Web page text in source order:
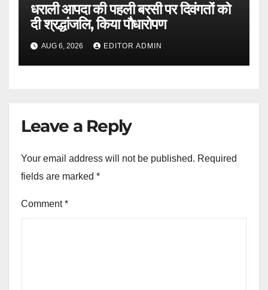
धराली आपदा की पहली बरसी पर दिवंगतों को
दी श्रद्धांजलि, किया पौधारोपण
AUG 6, 2026 EDITOR ADMIN
Leave a Reply
Your email address will not be published. Required
fields are marked *
Comment*